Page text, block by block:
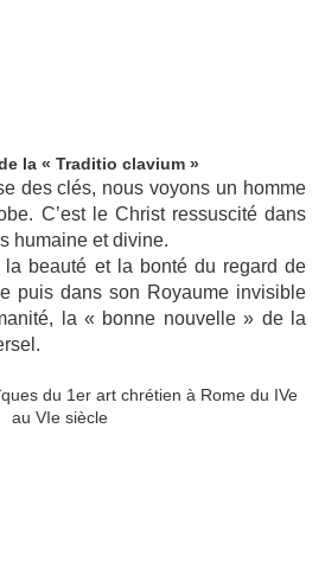
la « Traditio clavium »
des clés, nous voyons un homme
C’est le Christ ressuscité dans
humaine et divine.
la beauté et la bonté du regard de
puis dans son Royaume invisible
la « bonne nouvelle » de la